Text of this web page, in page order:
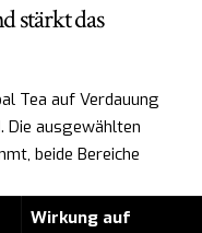
stärkt das
Tea auf Verdauung
Die ausgewählten
beide Bereiche
Wirkung auf